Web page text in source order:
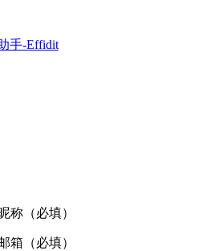
手-Effidit
称（必填）
箱（必填）